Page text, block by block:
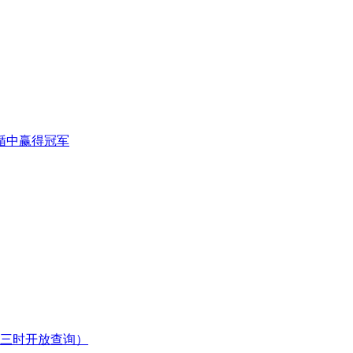
中赢得冠军
时开放查询）